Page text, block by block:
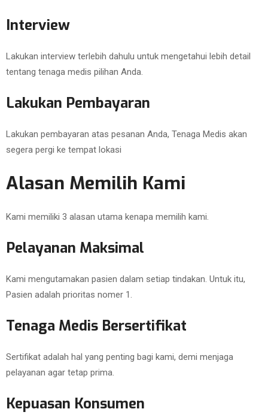
Interview
Lakukan interview terlebih dahulu untuk mengetahui lebih detail
tentang tenaga medis pilihan Anda.
Lakukan Pembayaran
Lakukan pembayaran atas pesanan Anda, Tenaga Medis akan
segera pergi ke tempat lokasi
Alasan Memilih Kami
Kami memiliki 3 alasan utama kenapa memilih kami.
Pelayanan Maksimal
Kami mengutamakan pasien dalam setiap tindakan. Untuk itu,
Pasien adalah prioritas nomer 1.
Tenaga Medis Bersertifikat
Sertifikat adalah hal yang penting bagi kami, demi menjaga
pelayanan agar tetap prima.
Kepuasan Konsumen